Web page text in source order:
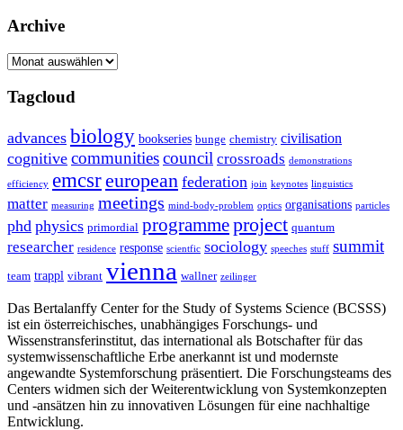
Archive
Archive
Tagcloud
advances biology bookseries bunge chemistry civilisation
cognitive communitiescouncil crossroads demonstrations
efficiency emcsreuropean federation join keynotes linguistics
matter measuring meetings mind-body-problem optics organisations particles
phd physics primordial programmeproject quantum
researcher residence response scientfic sociology speeches stuff summit
team trappl vibrant vienna wallner zeilinger
Das Bertalanffy Center for the Study of Systems Science (BCSSS)
ist ein österreichisches, unabhängiges Forschungs- und
Wissenstransferinstitut, das international als Botschafter für das
systemwissenschaftliche Erbe anerkannt ist und modernste
angewandte Systemforschung präsentiert. Die Forschungsteams des
Centers widmen sich der Weiterentwicklung von Systemkonzepten
und -ansätzen hin zu innovativen Lösungen für eine nachhaltige
Entwicklung.